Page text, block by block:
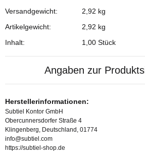
Versandgewicht:
2,92 kg
Artikelgewicht:
2,92 kg
Inhalt:
1,00 Stück
Angaben zur
Herstellerinformationen:
Subtiel Kontor GmbH
Obercunnersdorfer Straße 4
Klingenberg, Deutschland, 01774
info@subtiel.com
https://subtiel-shop.de